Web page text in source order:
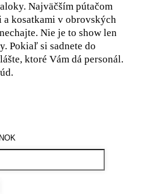
Najväčším pútačom
a kosatkami v obrovských
Nie je to show len
Pokiaľ si sadnete do
ktoré Vám dá personál.